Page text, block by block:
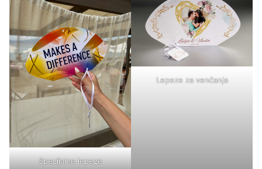
Specijalne lepeze
Lepeze za venčanja